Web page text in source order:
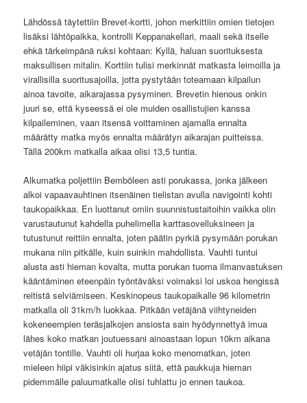
Lähdössä täytettiin Brevet-kortti, johon merkittiin omien tietojen
lisäksi lähtöpaikka, kontrolli Keppanakellari, maali sekä itselle
ehkä tärkeimpänä ruksi kohtaan: Kyllä, haluan suorituksesta
maksullisen mitalin. Korttiin tulisi merkinnät matkasta leimoilla ja
virallisilla suoritusajoilla, jotta pystytään toteamaan kilpailun
ainoa tavoite, aikarajassa pysyminen. Brevetin hienous onkin
juuri se, että kyseessä ei ole muiden osallistujien kanssa
kilpaileminen, vaan itsensä voittaminen ajamalla ennalta
määrätty matka myös ennalta määrätyn aikarajan puitteissa.
Tällä 200km matkalla aikaa olisi 13,5 tuntia.
Alkumatka poljettiin Bemböleen asti porukassa, jonka jälkeen
alkoi vapaavauhtinen itsenäinen tielistan avulla navigointi kohti
taukopaikkaa. En luottanut omiin suunnistustaitoihin vaikka olin
varustautunut kahdella puhelimella karttasovelluksineen ja
tutustunut reittiin ennalta, joten päätin pyrkiä pysymään porukan
mukana niin pitkälle, kuin suinkin mahdollista. Vauhti tuntui
alusta asti hieman kovalta, mutta porukan tuoma ilmanvastuksen
kääntäminen eteenpäin työntäväksi voimaksi loi uskoa hengissä
reitistä selviämiseen. Keskinopeus taukopaikalle 96 kilometrin
matkalla oli 31km/h luokkaa. Pitkään vetäjänä viihtyneiden
kokeneempien teräsjalkojen ansiosta sain hyödynnettyä imua
lähes koko matkan joutuessani ainoastaan lopun 10km aikana
vetäjän tontille. Vauhti oli hurjaa koko menomatkan, joten
mieleen hiipi väkisinkin ajatus siitä, että paukkuja hieman
pidemmälle paluumatkalle olisi tuhlattu jo ennen taukoa.